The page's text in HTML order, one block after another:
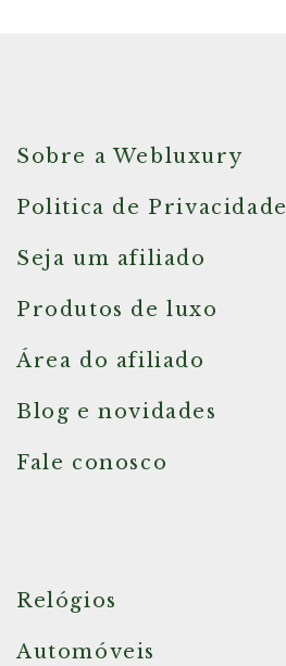
Sobre a Webluxury
Politica de Privacidade
Seja um afiliado
Produtos de luxo
Área do afiliado
Blog e novidades
Fale conosco
Relógios
Automóveis